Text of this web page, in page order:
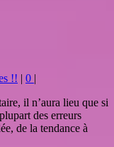
!! | 0 |
il n’aura lieu que si
des erreurs
de la tendance à